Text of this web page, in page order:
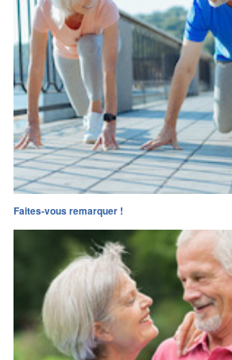
Faites-vous remarquer !